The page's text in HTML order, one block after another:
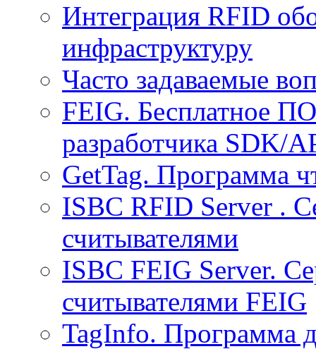
Интеграция RFID
инфраструктуру
Часто задаваемые
FEIG. Бесплатное
разработчика SDK/
GetTag. Программа
ISBC RFID Server .
считывателями
ISBC FEIG Server.
считывателями FEIG
TagInfo. Программа